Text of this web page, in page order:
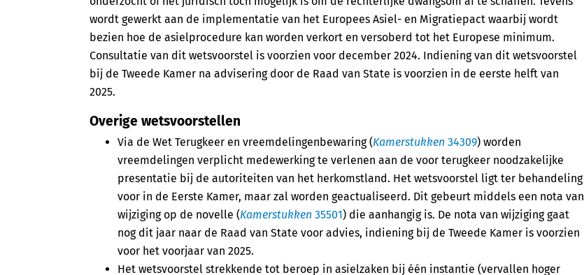
wordt gewerkt aan de implementatie van het Europees Asiel- en Migratiepact waarbij wordt
bezien hoe de asielprocedure kan worden verkort en versoberd tot het Europese minimum.
Consultatie van dit wetsvoorstel is voorzien voor december 2024. Indiening van dit wetsvoorstel
bij de Tweede Kamer na advisering door de Raad van State is voorzien in de eerste helft van
2025.
Overige wetsvoorstellen
Via de Wet Terugkeer en vreemdelingenbewaring (Kamerstukken 34309) worden
vreemdelingen verplicht medewerking te verlenen aan de voor terugkeer noodzakelijke
presentatie bij de autoriteiten van het herkomstland. Het wetsvoorstel ligt ter behandeling
voor in de Eerste Kamer, maar zal worden geactualiseerd. Dit gebeurt middels een nota van
wijziging op de novelle (Kamerstukken 35501) die aanhangig is. De nota van wijziging gaat
nog dit jaar naar de Raad van State voor advies, indiening bij de Tweede Kamer is voorzien
voor het voorjaar van 2025.
Het wetsvoorstel strekkende tot beroep in asielzaken bij één instantie (vervallen hoger